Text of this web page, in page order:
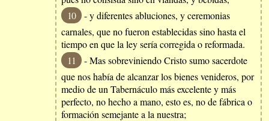
10
- y diferentes abluciones, y ceremonias
carnales, que no fueron establecidas sino hasta el
tiempo en que la ley sería corregida o reformada.
11
- Mas sobreviniendo Cristo sumo sacerdote
que nos había de alcanzar los bienes venideros, por
medio de un Tabernáculo más excelente y más
perfecto, no hecho a mano, esto es, no de fábrica o
formación semejante a la nuestra;